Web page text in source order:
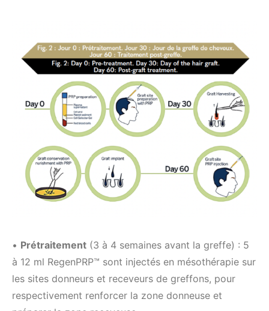
• Prétraitement (3 à 4 semaines avant la greffe) : 5
à 12 ml RegenPRP™ sont injectés en mésothérapie sur
les sites donneurs et receveurs de greffons, pour
respectivement renforcer la zone donneuse et